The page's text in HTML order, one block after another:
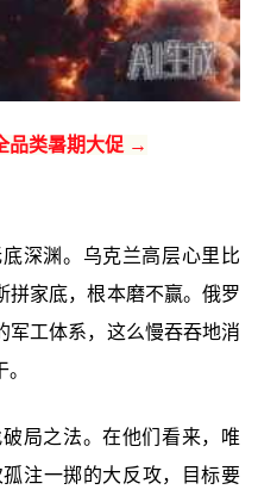
品类暑期大促 →
深渊。乌克兰高层心里比
拼家底，根本磨不赢。俄罗
军工体系，这么慢吞吞地消
局之法。在他们看来，唯
注一掷的大反攻，目标要